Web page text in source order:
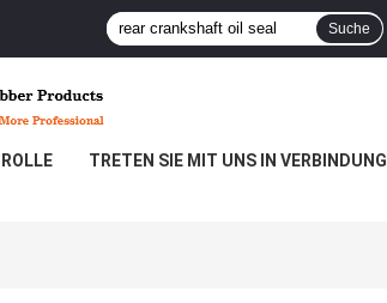
Suche
TRETEN SIE MIT UNS IN VERBINDUNG